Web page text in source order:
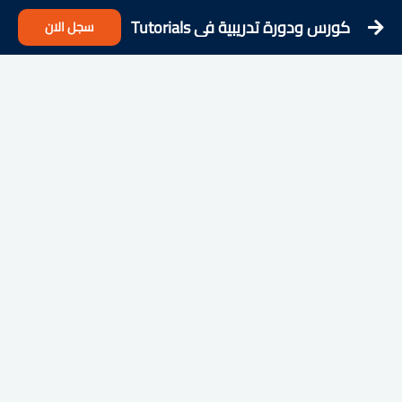
كورس ودورة تدريبية فى Tutorials سجل الان